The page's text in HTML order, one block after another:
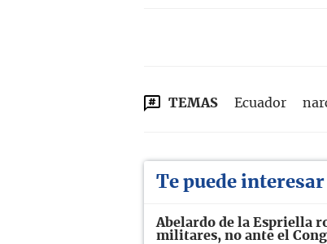
TEMAS Ecuador
Te puede interesar
Abelardo de la Espriella
militares, no ante el